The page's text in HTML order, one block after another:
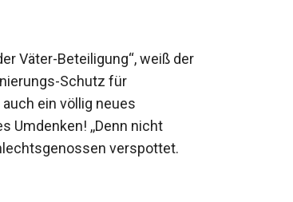
Väter-Beteiligung‘‘, weiß der
Schutz für
ein völlig neues
Umdenken! ,,Denn nicht
verspottet.